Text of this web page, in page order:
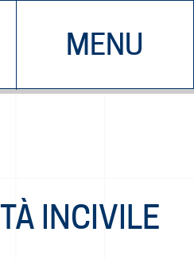
MENU
CHI SIAMO
INCIVILE